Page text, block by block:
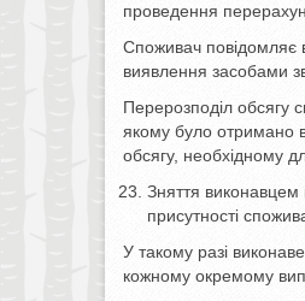
проведення
Споживач повідомляє
виявлення засобами
Перерозподіл обсягу
якому було отримано
обсягу, необхідному
Зняття виконавцем
присутності
У такому разі
кожному окремому